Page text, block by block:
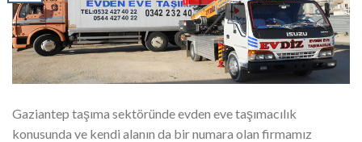
Gaziantep taşıma sektöründe evden eve taşımacılık
konusunda ve kendi alanın da bir numara olan firmamız